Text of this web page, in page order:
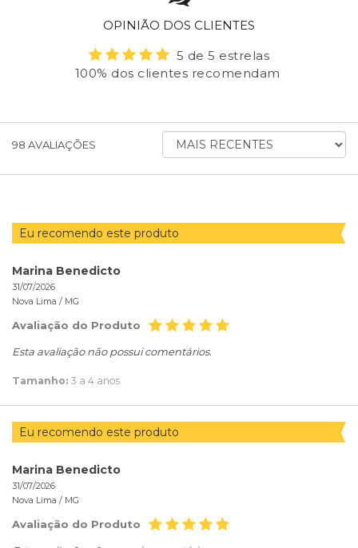
OPINIÃO DOS CLIENTES
5 de 5 estrelas
100% dos clientes recomendam
98 AVALIAÇÕES
ORDENAR
AVALIAÇÕES
Eu recomendo este produto
Marina Benedicto
31/07/2026
Nova Lima / MG
Avaliação do Produto
Esta avaliação não possui comentários.
Tamanho: 3 a 4 anos
Eu recomendo este produto
Marina Benedicto
31/07/2026
Nova Lima / MG
Avaliação do Produto